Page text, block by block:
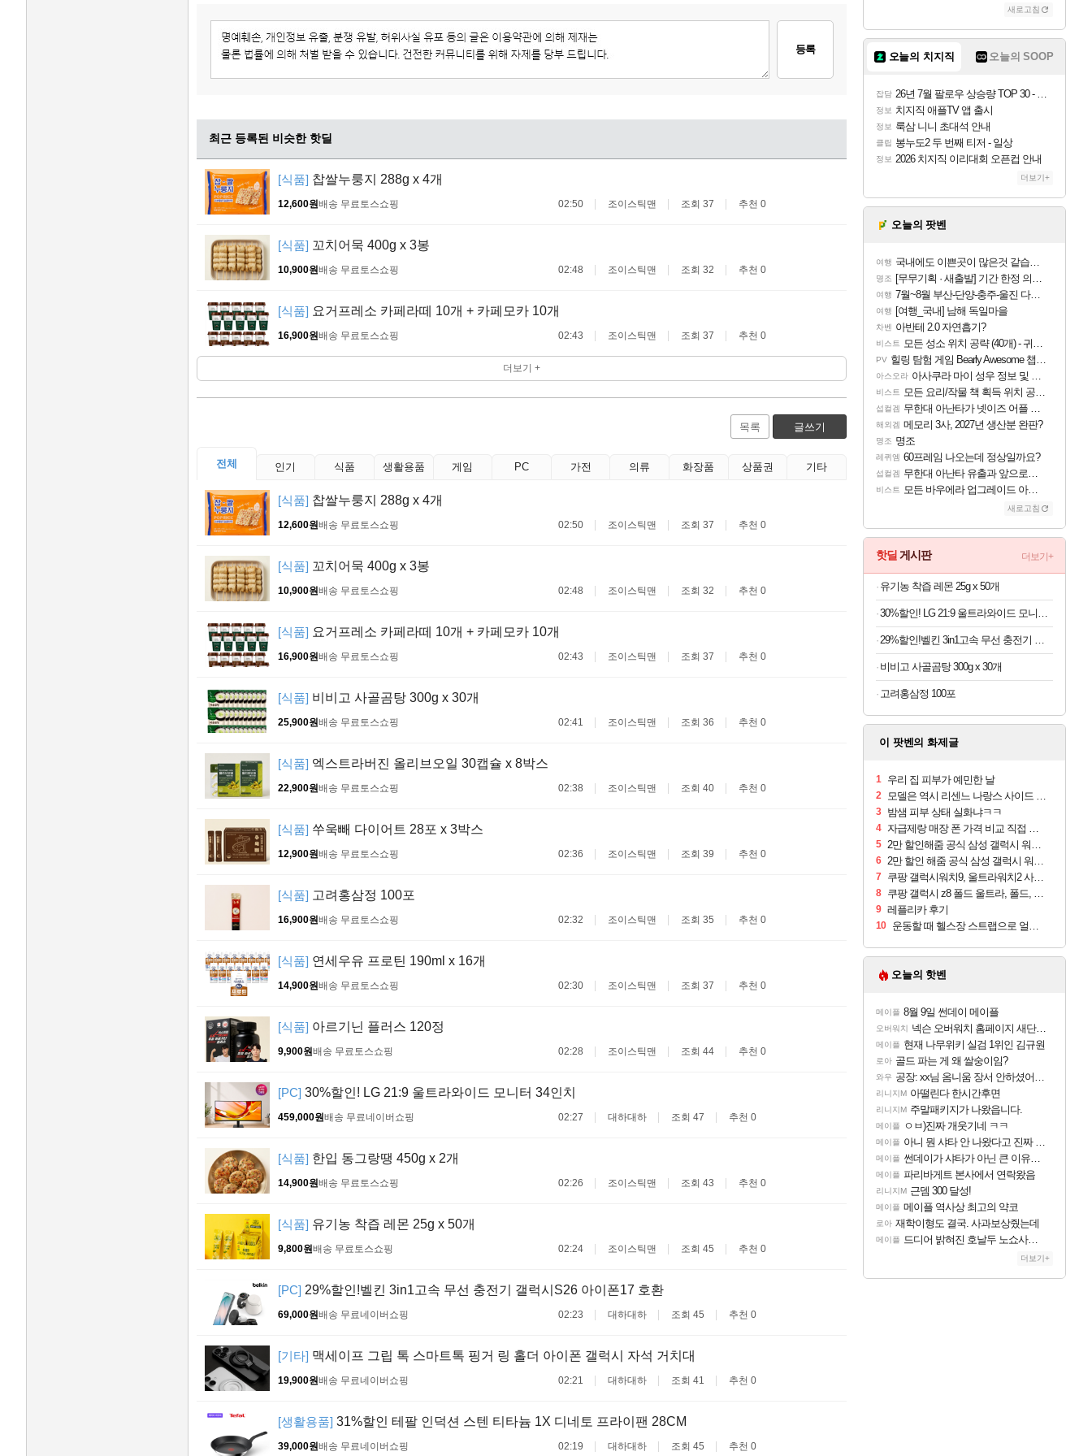
등록
최근 등록된 비슷한 핫딜
[식품] 찹쌀누룽지 288g x 4개
12,600원배송 무료 토스쇼핑 02:50 조이스틱맨 조회 37 추천 0
[식품] 꼬치어묵 400g x 3봉
10,900원배송 무료 토스쇼핑 02:48 조이스틱맨 조회 32 추천 0
[식품] 요거프레소 카페라떼 10개 + 카페모카 10개
16,900원배송 무료 토스쇼핑 02:43 조이스틱맨 조회 37 추천 0
더보기 +
목록 글쓰기
전체 인기 식품 생활용품 게임 PC 가전 의류 화장품 상품권 기타
[식품] 찹쌀누룽지 288g x 4개
12,600원배송 무료 토스쇼핑 02:50 조이스틱맨 조회 37 추천 0
[식품] 꼬치어묵 400g x 3봉
10,900원배송 무료 토스쇼핑 02:48 조이스틱맨 조회 32 추천 0
[식품] 요거프레소 카페라떼 10개 + 카페모카 10개
16,900원배송 무료 토스쇼핑 02:43 조이스틱맨 조회 37 추천 0
[식품] 비비고 사골곰탕 300g x 30개
25,900원배송 무료 토스쇼핑 02:41 조이스틱맨 조회 36 추천 0
[식품] 엑스트라버진 올리브오일 30캡슐 x 8박스
22,900원배송 무료 토스쇼핑 02:38 조이스틱맨 조회 40 추천 0
[식품] 쑤욱빼 다이어트 28포 x 3박스
12,900원배송 무료 토스쇼핑 02:36 조이스틱맨 조회 39 추천 0
[식품] 고려홍삼정 100포
16,900원배송 무료 토스쇼핑 02:32 조이스틱맨 조회 35 추천 0
[식품] 연세우유 프로틴 190ml x 16개
14,900원배송 무료 토스쇼핑 02:30 조이스틱맨 조회 37 추천 0
[식품] 아르기닌 플러스 120정
9,900원배송 무료 토스쇼핑 02:28 조이스틱맨 조회 44 추천 0
[PC] 30%할인! LG 21:9 울트라와이드 모니터 34인치
459,000원배송 무료네이버쇼핑 02:27 대하대하 조회 47 추천 0
[식품] 한입 동그랑땡 450g x 2개
14,900원배송 무료 토스쇼핑 02:26 조이스틱맨 조회 43 추천 0
[식품] 유기농 착즙 레몬 25g x 50개
9,800원배송 무료 토스쇼핑 02:24 조이스틱맨 조회 45 추천 0
[PC] 29%할인!벨킨 3in1고속 무선 충전기 갤럭시S26 아이폰17 호환
69,000원배송 무료네이버쇼핑 02:23 대하대하 조회 45 추천 0
[기타] 맥세이프 그립 톡 스마트톡 핑거 링 홀더 아이폰 갤럭시 자석 거치대
19,900원배송 무료네이버쇼핑 02:21 대하대하 조회 41 추천 0
[생활용품] 31%할인 테팔 인덕션 스텐 티타늄 1X 디네토 프라이팬 28CM
39,000원배송 무료네이버쇼핑 02:19 대하대하 조회 45 추천 0
새로고침
오늘의 치지직 오늘의 SOOP
잡담 26년 7월 팔로우 상승량 TOP 30 - 월간 치지직
정보 치지직 애플TV 앱 출시
정보 룩삼 니니 초대석 안내
클립 봉누도2 두 번째 티저 - 일상
정보 2026 치지직 이리대회 오픈컵 안내
더보기+
오늘의 팟벤
여행 국내에도 이쁜곳이 많은것 같습니다
명조 [무무기획 · 새출발] 기간 한정 의뢰 이벤트
여행 7월~8월 부산-단양-충주-울진 다녀왔어요~
여행 [여행_국내] 남해 독일마을
차벤 아반테 2.0 자연흡기?
비스트 모든 성소 위치 공략 (40개) - 귀환한 영혼 도전과제
PV 힐링 탐험 게임 Bearly Awesome 챕터 1 트레일러
아스오라 아사쿠라 마이 성우 정보 및 주요 필모
비스트 모든 요리/작물 책 획득 위치 공략 (36개) - 미식가 도전과제
섭컬겜 무한대 아난타가 넷이즈 어플 달력에 일정 등록
해외겜 메모리 3사, 2027년 생산분 완판?
명조 명조
레퀴엠 60프레임 나오는데 정상일까요?
섭컬겜 무한대 아난타 유출과 앞으로의 예상 (루머)
비스트 모든 바우에라 업그레이드 아이템 획득 위치 공략 (89개)
새로고침
핫딜 게시판 더보기+
유기농 착즙 레몬 25g x 50개
30%할인! LG 21:9 울트라와이드 모니터 34인치
29%할인!벨킨 3in1고속 무선 충전기 갤럭시S26 아이폰17 호환
비비고 사골곰탕 300g x 30개
고려홍삼정 100포
이 팟벤의 화제글
1 우리 집 피부가 예민한 날
2 모델은 역시 리센느 나랑스 사이드 1.25L 1박스
3 밤샘 피부 상태 실화냐ㅋㅋ
4 자급제랑 매장 폰 가격 비교 직접 안가도 되네요
5 2만 할인해줌 공식 삼성 갤럭시 워치9 크림, 40mm, 블루투스
6 2만 할인 해줌 공식 삼성 갤럭시 워치9 실버, 44mm, 블루투스
7 쿠팡 갤럭시워치9, 울트라워치2 사전구매 혜택 받아보세요
8 쿠팡 갤럭시 z8 폴드 울트라, 폴드, 플립 사전예약
9 레플리카 후기
10 운동할 때 헬스장 스트랩으로 얼굴 만졌다가 볼 뒤집어짐
오늘의 핫벤
메이플 8월 9일 썬데이 메이플
오버워치 넥슨 오버워치 홈페이지 새단장!!
메이플 현재 나무위키 실검 1위인 김규원
로아 골드 파는 게 왜 쌀숭이임?
와우 공장: xx님 옴니움 장서 안하셨어요?
리니지M 아떨린다 한시간후면
리니지M 주말패키지가 나왔읍니다.
메이플 ㅇㅂ)진짜 개웃기네 ㅋㅋ
메이플 아니 뭔 샤타 안 나왔다고 진짜 화내는 사람도 있네
메이플 썬데이가 샤타가 아닌 큰 이유는 경매장 불안정때문일듯
메이플 파리바게트 본사에서 연락왔음
리니지M 근뎀 300 달성!
메이플 메이플 역사상 최고의 약코
로아 재학이형도 결국. 사과보상줬는데
메이플 드디어 밝혀진 호날두 노쇼사건의 진실 ㅁㅊㄷㄷㄷㄷ
더보기+